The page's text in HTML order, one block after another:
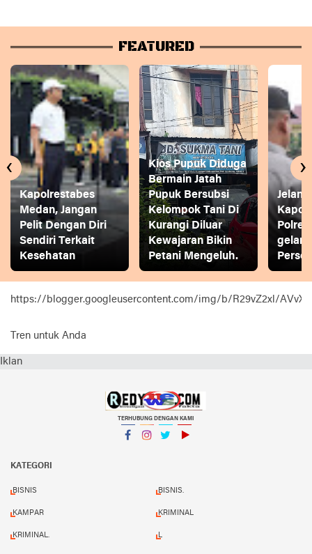
FEATURED
Kapolrestabes
Medan, Jangan
Pelit Dengan Diri
Sendiri Terkait
Kesehatan
Kios Pupuk Diduga
Bermain Jatah
Pupuk Bersubsi
Kelompok Tani Di
Kurangi Diluar
Kewajaran Bikin
Petani Mengeluh.
gelar
‹ ›
https://blogger.googleusercontent.com/img/b/R29vZ2xl/
Tren untuk Anda
Iklan
TERHUBUNG DENGAN KAMI
KATEGORI
BISNIS BISNIS.
KAMPAR KRIMINAL
KRIMINAL. L